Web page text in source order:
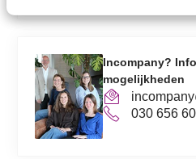
Incompany?
mogelijkheden
030 656